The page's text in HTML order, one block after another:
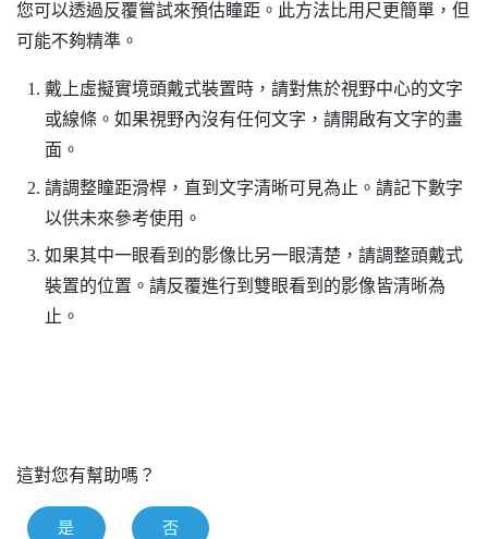
您可以透過反覆嘗試來預估瞳距。此方法比用尺更簡單，但
可能不夠精準。
戴上虛擬實境頭戴式裝置時，請對焦於視野中心的文字
或線條。如果視野內沒有任何文字，請開啟有文字的畫
面。
請調整瞳距滑桿，直到文字清晰可見為止。請記下數字
以供未來參考使用。
如果其中一眼看到的影像比另一眼清楚，請調整頭戴式
裝置的位置。請反覆進行到雙眼看到的影像皆清晰為
止。
這對您有幫助嗎？
是 否